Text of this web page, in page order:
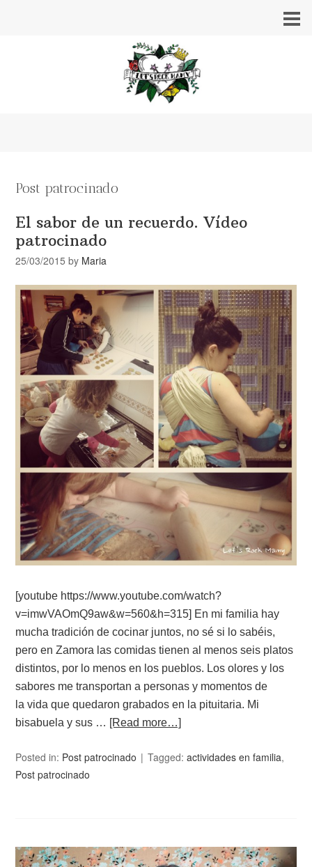
Post patrocinado
El sabor de un recuerdo. Vídeo
patrocinado
25/03/2015 by Maria
[youtube https://www.youtube.com/watch?
v=imwVAOmQ9aw&w=560&h=315] En mi familia hay
mucha tradición de cocinar juntos, no sé si lo sabéis,
pero en Zamora las comidas tienen al menos seis platos
distintos, por lo menos en los pueblos. Los olores y los
sabores me transportan a personas y momentos de
la vida que quedaron grabados en la pituitaria. Mi
bisabuela y sus … [Read more…]
Posted in: Post patrocinado Tagged:actividades en familia,
Post patrocinado